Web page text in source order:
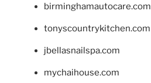
birminghamautocare.com
tonyscountrykitchen.com
jbellasnailspa.com
mychaihouse.com